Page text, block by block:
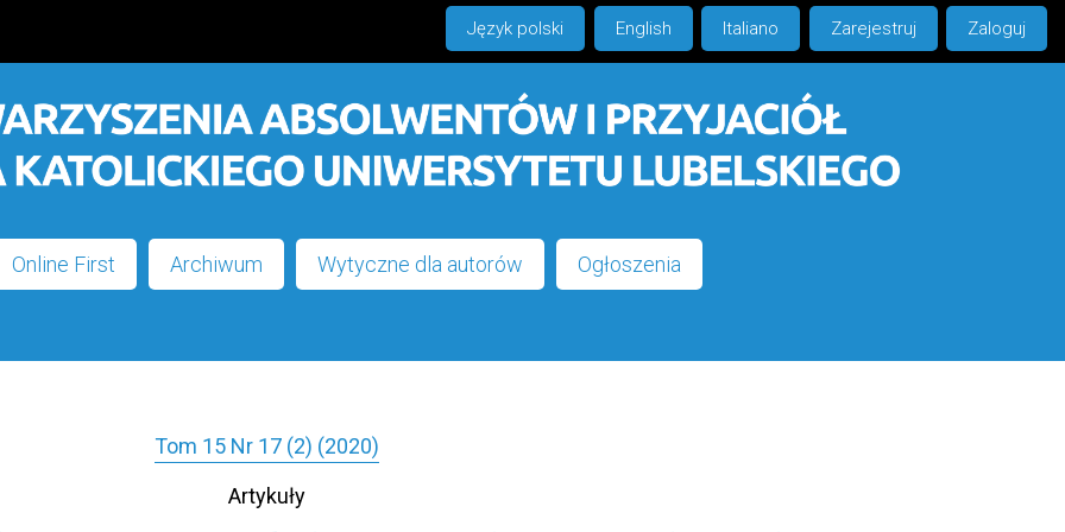
Język polski English Italiano Zarejestruj Zaloguj
Online First Archiwum Wytyczne dla autorów Ogłoszenia
Tom 15 Nr 17 (2) (2020)
Artykuły